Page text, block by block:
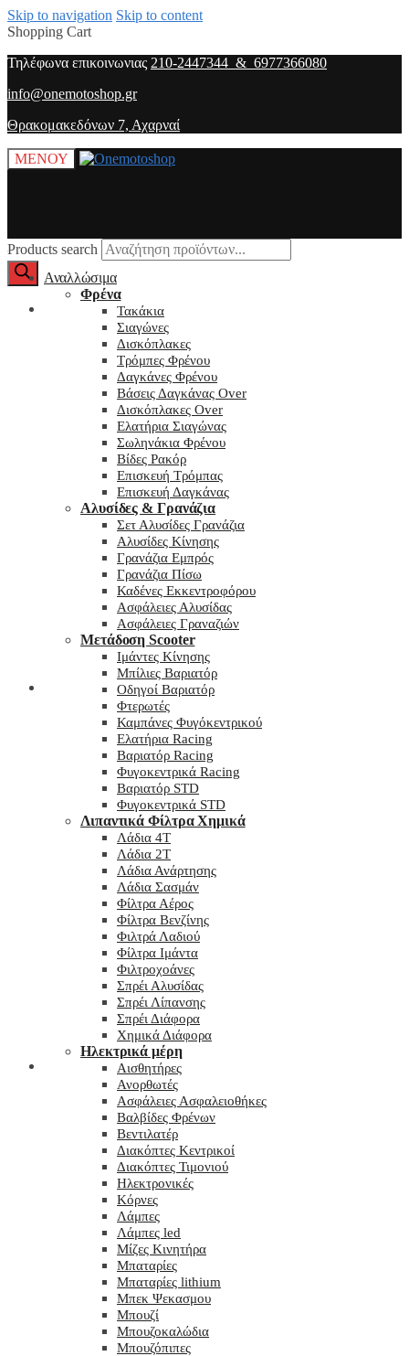
Skip to navigation Skip to content
Shopping Cart
Τηλέφωνα επικοινωνιας 210-2447344 & 6977366080
info@onemotoshop.gr
Θρακομακεδόνων 7, Αχαρναί
ΜΕΝΟΥ
Products search
O λογαριασμός μου
My wishlist
Αναλλώσιμα
Φρένα
Τακάκια
Σιαγώνες
Δισκόπλακες
Τρόμπες Φρένου
Δαγκάνες Φρένου
Βάσεις Δαγκάνας Over
Δισκόπλακες Over
Ελατήρια Σιαγώνας
Σωληνάκια Φρένου
Βίδες Ρακόρ
Επισκευή Τρόμπας
Επισκευή Δαγκάνας
Αλυσίδες & Γρανάζια
Σετ Αλυσίδες Γρανάζια
Αλυσίδες Κίνησης
Γρανάζια Εμπρός
Γρανάζια Πίσω
Καδένες Εκκεντροφόρου
Ασφάλειες Αλυσίδας
Ασφάλειες Γραναζιών
Μετάδοση Scooter
Ιμάντες Κίνησης
Μπίλιες Βαριατόρ
Οδηγοί Βαριατόρ
Φτερωτές
Καμπάνες Φυγόκεντρικού
Ελατήρια Racing
Βαριατόρ Racing
Φυγοκεντρικά Racing
Βαριατόρ STD
Φυγοκεντρικά STD
Λιπαντικά Φίλτρα Χημικά
Λάδια 4T
Λάδια 2T
Λάδια Ανάρτησης
Λάδια Σασμάν
Φίλτρα Αέρος
Φίλτρα Βενζίνης
Φιλτρά Λαδιού
Φίλτρα Ιμάντα
Φιλτροχοάνες
Σπρέι Αλυσίδας
Σπρέι Λίπανσης
Σπρέι Διάφορα
Χημικά Διάφορα
Hλεκτρικά μέρη
Αισθητήρες
Ανορθωτές
Ασφάλειες Ασφαλειοθήκες
Βαλβίδες Φρένων
Βεντιλατέρ
Διακόπτες Κεντρικοί
Διακόπτες Τιμονιού
Ηλεκτρονικές
Κόρνες
Λάμπες
Λάμπες led
Μίζες Κινητήρα
Μπαταρίες
Μπαταρίες lithium
Μπεκ Ψεκασμου
Μπουζί
Μπουζοκαλώδια
Μπουζόπιπες